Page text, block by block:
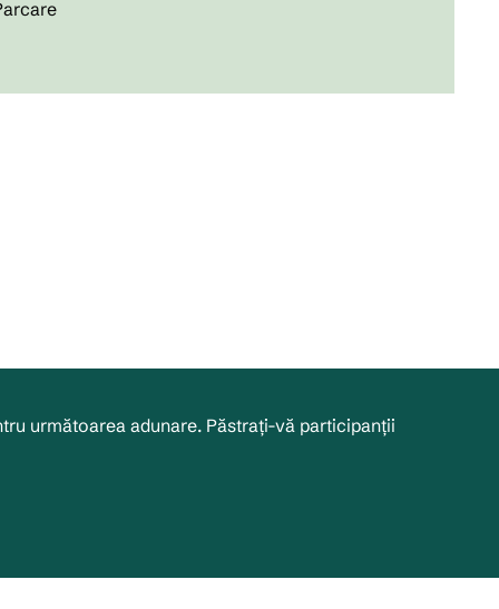
următoarea adunare. Păstrați-vă participanții